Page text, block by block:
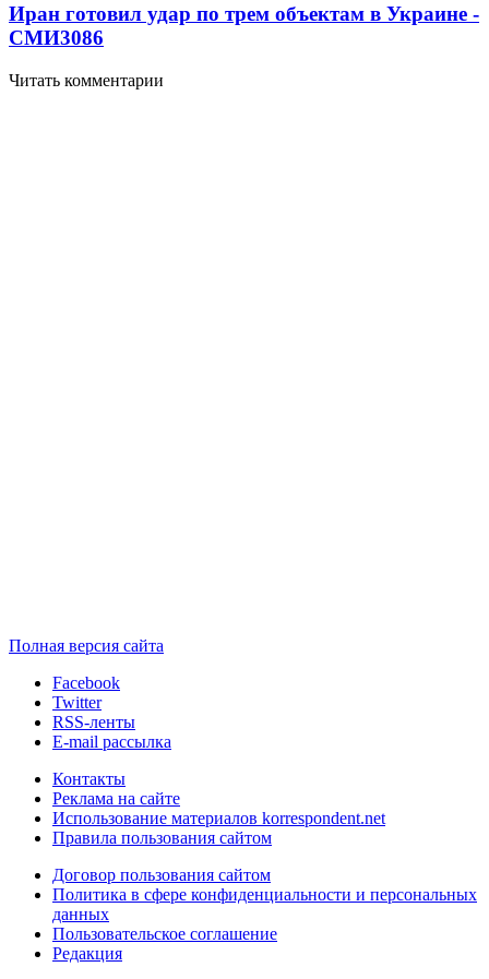
Иран готовил удар по трем объектам в Украине -
СМИ3086
Читать комментарии
Полная версия сайта
Facebook
Twitter
RSS-ленты
E-mail рассылка
Контакты
Реклама на сайте
Использование материалов korrespondent.net
Правила пользования сайтом
Договор пользования сайтом
Политика в сфере конфиденциальности и персональных
данных
Пользовательское соглашение
Редакция